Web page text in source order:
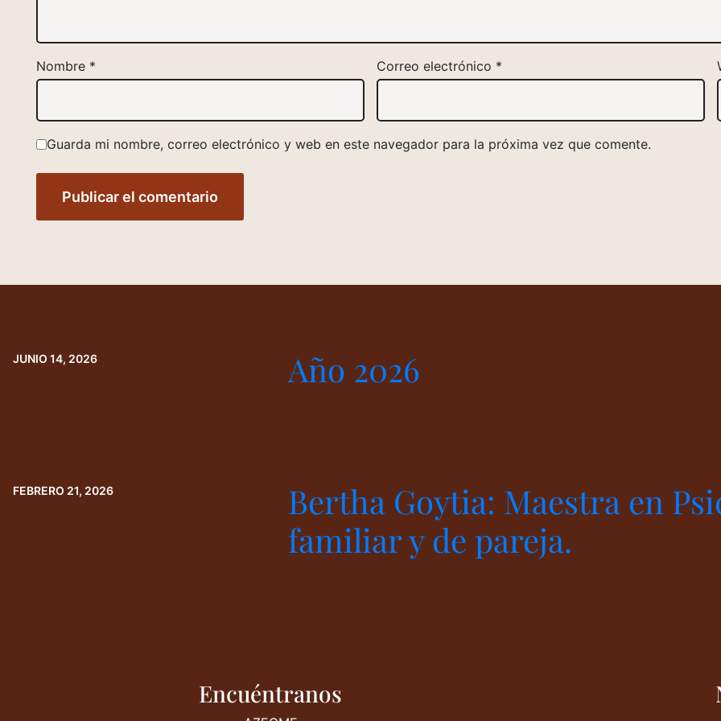
Nombre * Correo electrónico *
Guarda mi nombre, correo electrónico y web en este navegador para la próxima vez que comente.
JUNIO 14, 2026 Año 2026
FEBRERO 21, 2026
Bertha Goytia: Maestra en
familiar y de pareja.
Encuéntranos